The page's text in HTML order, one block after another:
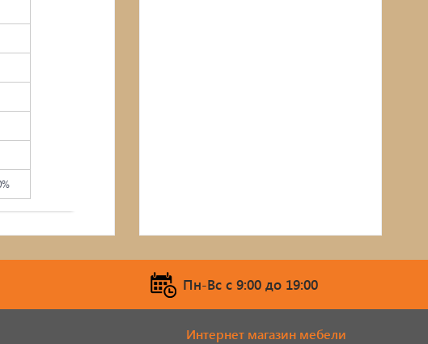
Пн-Вс c 9:00 до 19:00
Интернет магазин мебели